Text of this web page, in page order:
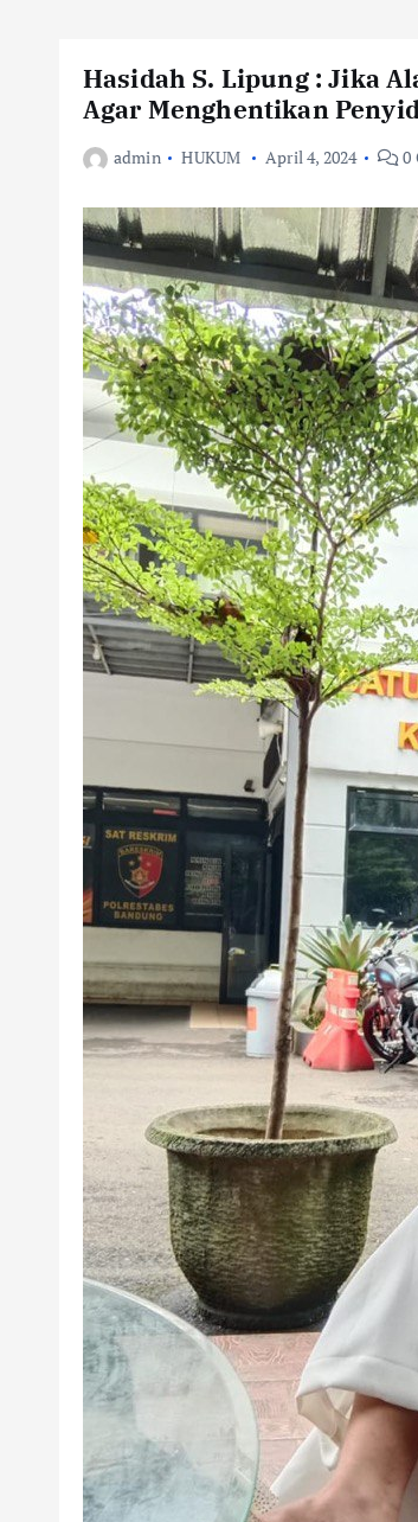
Hasidah S. Lipung : Jika
Agar Menghentikan
admin HUKUM April 4, 2024 0